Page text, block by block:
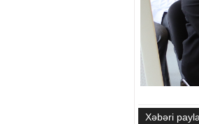
Xəbəri